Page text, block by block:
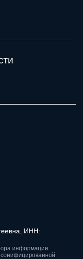
ИНН:
информации